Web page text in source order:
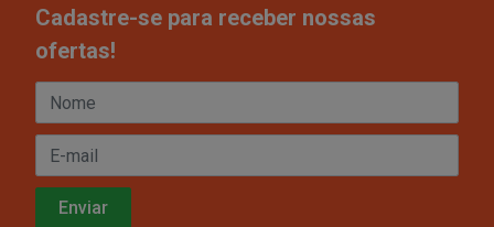
Cadastre-se para receber nossas
ofertas!